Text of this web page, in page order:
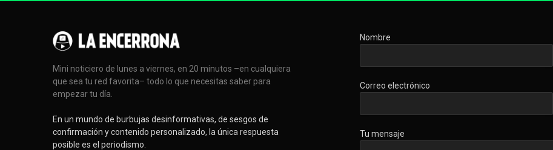
Mini noticiero de lunes a viernes, en 20 minutos –en cualquiera
que sea tu red favorita– todo lo que necesitas saber para
empezar tu día.
En un mundo de burbujas desinformativas, de sesgos de
confirmación y contenido personalizado, la única respuesta
posible es el periodismo.
Nombre
Correo electrónico
Tu mensaje